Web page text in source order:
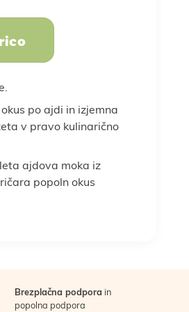
oreščki in
po ajdi in izjemna
v pravo kulinarično
ajdova moka iz
popoln okus
Brezplačna podpora in
popolna podpora